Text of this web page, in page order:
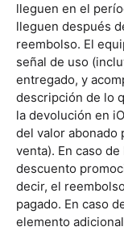
lleguen en el
lleguen después
reembolso. El
señal de uso
entregado, y
descripción de lo
la devolución en
del valor abonado
venta). En caso
descuento
decir, el
pagado. En caso
elemento